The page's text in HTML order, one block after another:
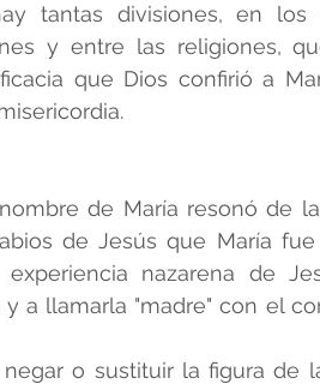
tantas divisiones, en los
y entre las religiones,
que Dios confirió a
de María resonó de
de Jesús que María fue
nazarena de
a llamarla "madre" con el
o sustituir la figura de